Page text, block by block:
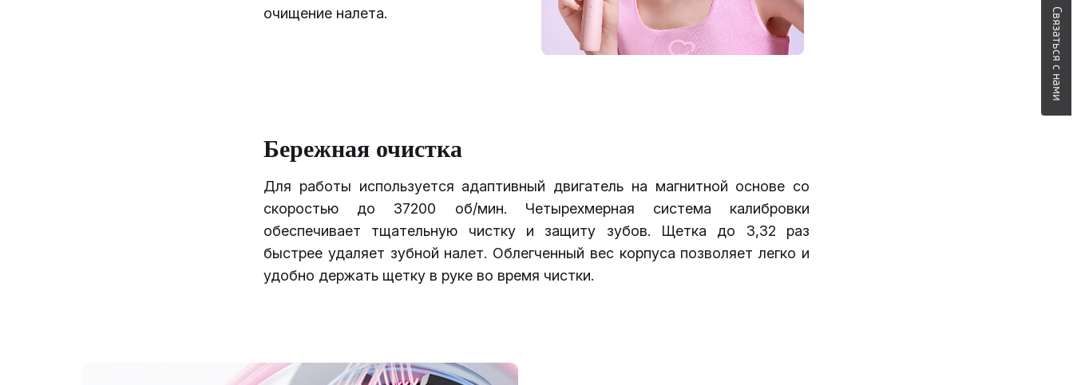
Связаться с нами
очищение налета.
Бережная очистка
Для работы используется адаптивный двигатель на магнитной основе со
скоростью до 37200 об/мин. Четырехмерная система калибровки
обеспечивает тщательную чистку и защиту зубов. Щетка до 3,32 раз
быстрее удаляет зубной налет. Облегченный вес корпуса позволяет легко и
удобно держать щетку в руке во время чистки.